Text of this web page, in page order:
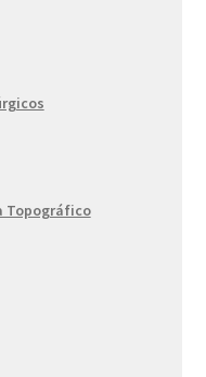
Topográfico